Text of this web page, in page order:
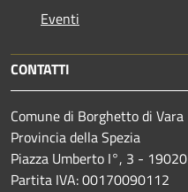
Eventi
CONTATTI
Comune di Borghetto di Vara
Provincia della Spezia
Piazza Umberto I°, 3 - 19020
Partita IVA: 00170090112